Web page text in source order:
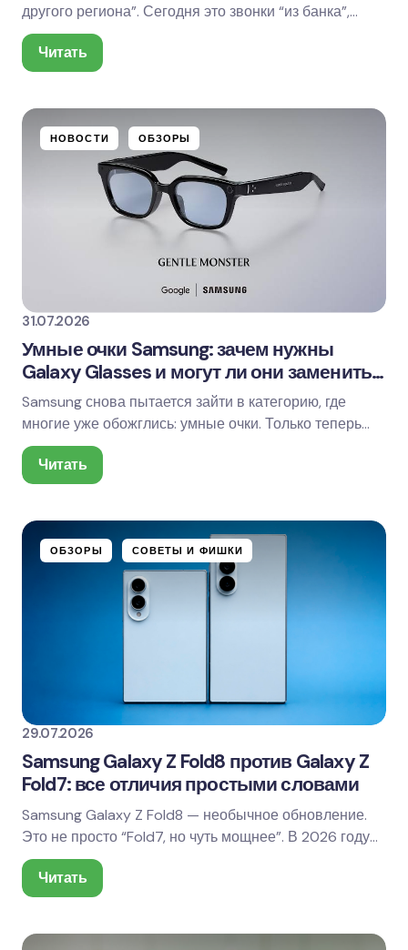
другого региона”. Сегодня это звонки “из банка”,
фейковые сообщения от доставки, ссылки на…
Читать
НОВОСТИ ОБЗОРЫ
31.07.2026
Умные очки Samsung: зачем нужны
Galaxy Glasses и могут ли они заменить
смартфон
Samsung снова пытается зайти в категорию, где
многие уже обожглись: умные очки. Только теперь
идея выглядит не как странный эксперимент из…
Читать
ОБЗОРЫ СОВЕТЫ И ФИШКИ
29.07.2026
Samsung Galaxy Z Fold8 против Galaxy Z
Fold7: все отличия простыми словами
Samsung Galaxy Z Fold8 — необычное обновление.
Это не просто “Fold7, но чуть мощнее”. В 2026 году
Samsung разделила складную линейку заметнее:…
Читать